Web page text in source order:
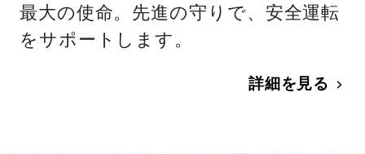
最大の使命。先進の守りで、安全運転
をサポートします。
詳細を見る